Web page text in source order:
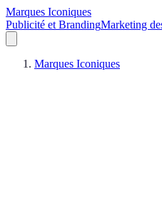
Marques Iconiques
Publicité et BrandingMarketing
Marques Iconiques